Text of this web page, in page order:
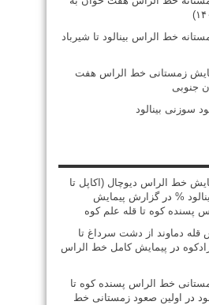
خط الراس بینالود تا شیرباد
زمستانی خط الراس هفت
جنوبی
سوزنی بینالود
خط الراس ديوچال (اكاپل تا
% درگزارش پیمایش
پسنده کوه تا قله علم کوه
دماوند از دشت سرداغ تا
در پیمایش کامل خط الراس
خط الراس پسنده کوه تا
در
اولین صعود زمستانی خط